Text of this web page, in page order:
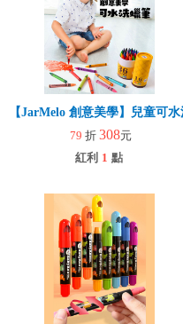
【JarMelo 創意美學】兒童可
79 折 308元
紅利 1 點